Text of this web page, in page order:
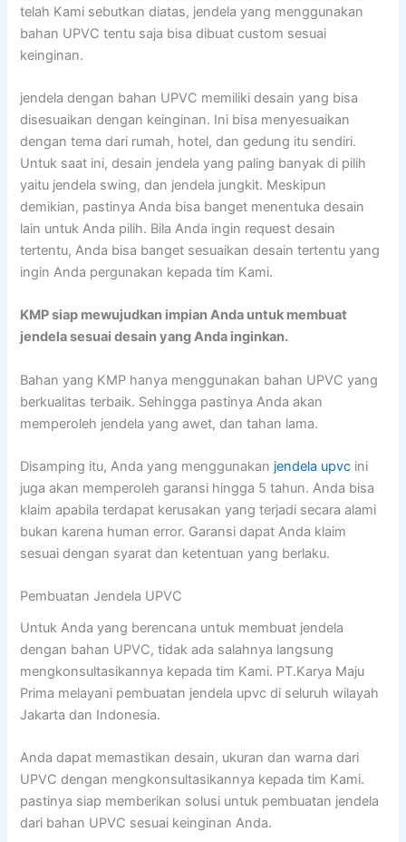
telah Kami sebutkan diatas, jendela yang menggunakan
bahan UPVC tentu saja bisa dibuat custom sesuai
keinginan.
jendela dengan bahan UPVC memiliki desain yang bisa
disesuaikan dengan keinginan. Ini bisa menyesuaikan
dengan tema dari rumah, hotel, dan gedung itu sendiri.
Untuk saat ini, desain jendela yang paling banyak di pilih
yaitu jendela swing, dan jendela jungkit. Meskipun
demikian, pastinya Anda bisa banget menentuka desain
lain untuk Anda pilih. Bila Anda ingin request desain
tertentu, Anda bisa banget sesuaikan desain tertentu yang
ingin Anda pergunakan kepada tim Kami.
KMP siap mewujudkan impian Anda untuk membuat
jendela sesuai desain yang Anda inginkan.
Bahan yang KMP hanya menggunakan bahan UPVC yang
berkualitas terbaik. Sehingga pastinya Anda akan
memperoleh jendela yang awet, dan tahan lama.
Disamping itu, Anda yang menggunakan jendela upvc ini
juga akan memperoleh garansi hingga 5 tahun. Anda bisa
klaim apabila terdapat kerusakan yang terjadi secara alami
bukan karena human error. Garansi dapat Anda klaim
sesuai dengan syarat dan ketentuan yang berlaku.
Pembuatan Jendela UPVC
Untuk Anda yang berencana untuk membuat jendela
dengan bahan UPVC, tidak ada salahnya langsung
mengkonsultasikannya kepada tim Kami. PT.Karya Maju
Prima melayani pembuatan jendela upvc di seluruh wilayah
Jakarta dan Indonesia.
Anda dapat memastikan desain, ukuran dan warna dari
UPVC dengan mengkonsultasikannya kepada tim Kami.
pastinya siap memberikan solusi untuk pembuatan jendela
dari bahan UPVC sesuai keinginan Anda.